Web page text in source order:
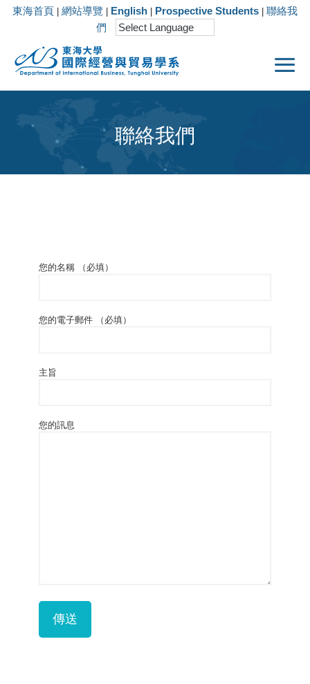
東海首頁 網站導覽 English Prospective Students
聯絡我
們
聯絡我們
您的名稱 （必填）
您的電子郵件 （必填）
主旨
您的訊息